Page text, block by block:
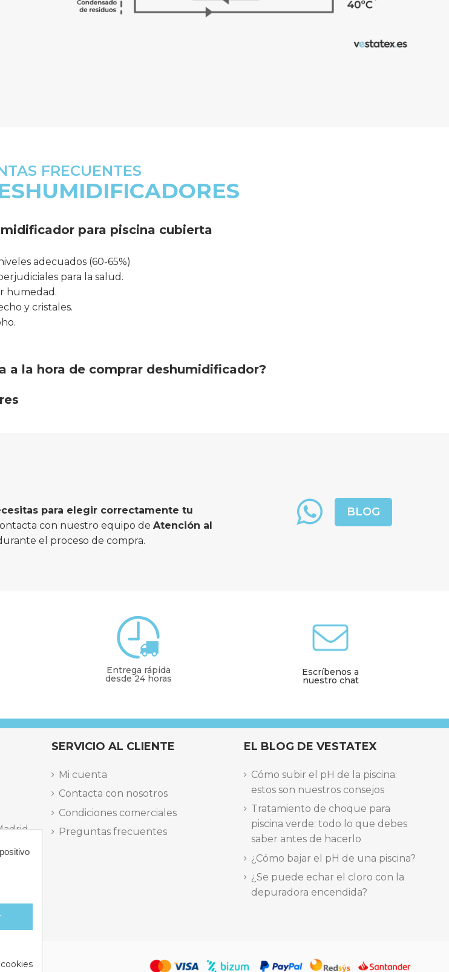
FRECUENTES
para piscina cubierta
adecuados (60-65%)
para la salud.
humedad.
y cristales.
a la hora de comprar deshumidificador?
con nuestro equipo de Atención al
el proceso de compra.
BLOG
Entrega rápida
desde 24 horas
Escríbenos a
nuestro chat
SERVICIO AL CLIENTE
Mi cuenta
Contacta con nosotros
Condiciones comerciales
Preguntas frecuentes
EL BLOG DE VESTATEX
Cómo subir el pH de la piscina:
estos son nuestros consejos
Tratamiento de choque para
piscina verde: todo lo que debes
saber antes de hacerlo
¿Cómo bajar el pH de una piscina?
¿Se puede echar el cloro con la
depuradora encendida?
Política